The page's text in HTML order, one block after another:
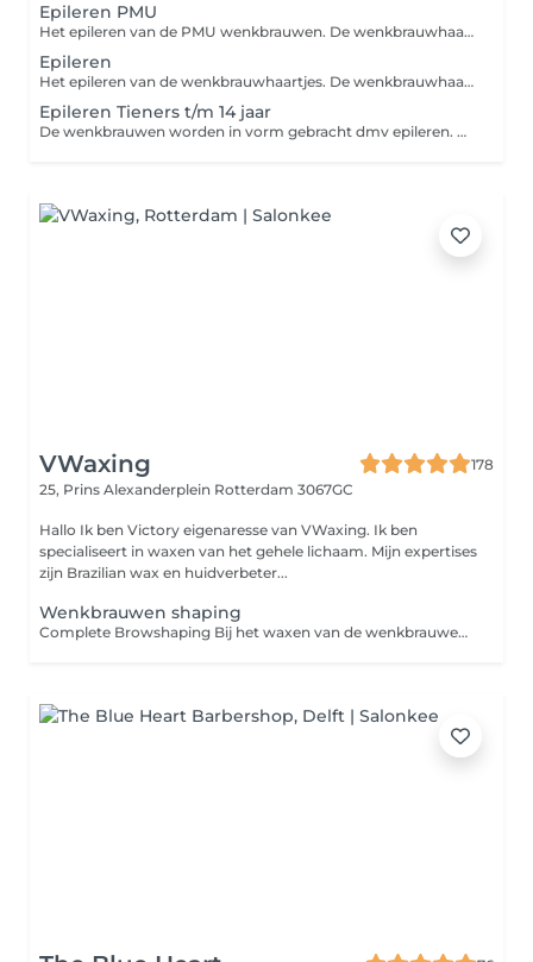
Epileren PMU
Het epileren van de PMU wenkbrauwen. De wenkbrauwhaartjes worden door middel van een pincet verwijdert en als finishing touch wordt een Brow Gel gebruikt en strak gemaakt met een highlighter.
Epileren
Het epileren van de wenkbrauwhaartjes. De wenkbrauwhaartjes worden door middel van een pincet verwijdert en als finishing touch worden de wenkbrauwen gestijlt met een Brow Gel en strak gemaakt met een highlighter.
Epileren Tieners t/m 14 jaar
De wenkbrauwen worden in vorm gebracht dmv epileren. Donshaartjes worden verwijdert met een wenkbrauwmesje.
VWaxing
178
25, Prins Alexanderplein Rotterdam 3067GC
Hallo Ik ben Victory eigenaresse van VWaxing. Ik ben
specialiseert in waxen van het gehele lichaam. Mijn expertises
zijn Brazilian wax en huidverbeter...
Wenkbrauwen shaping
Complete Browshaping Bij het waxen van de wenkbrauwen wordt warme wax op de huid aangebracht om ongewenste haartjes rondom de wenkbrauwen te verwijderen. Het resultaat zijn strakke, mooie wenkbrauwen met een langdurig effect.